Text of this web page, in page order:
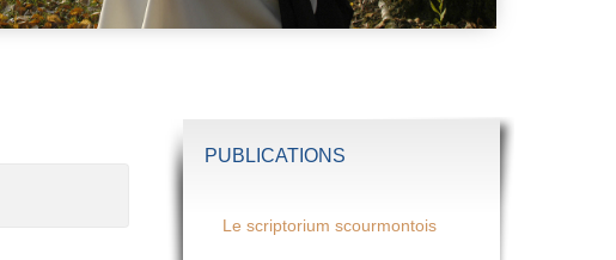
PUBLICATIONS
Le scriptorium scourmontois